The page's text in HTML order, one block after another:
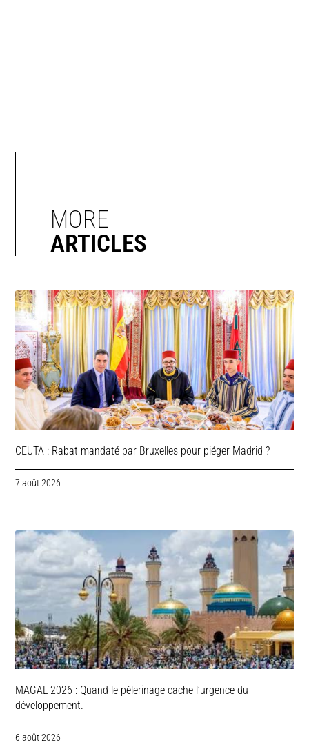
MORE
ARTICLES
CEUTA : Rabat mandaté par Bruxelles pour piéger Madrid ?
7 août 2026
MAGAL 2026 : Quand le pèlerinage cache l’urgence du
développement.
6 août 2026